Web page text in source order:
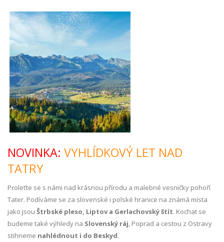
NOVINKA: VYHLÍDKOVÝ LET NAD
TATRY
Proleťte se s námi nad krásnou přírodu a malebné vesničky pohoří
Tater. Podíváme se za slovenské i polské hranice na známá místa
jako jsou Štrbské pleso, Liptov a Gerlachovský štít. Kochat se
budeme také výhledy na Slovenský ráj, Poprad a cestou z Ostravy
stihneme nahlédnout i do Beskyd.